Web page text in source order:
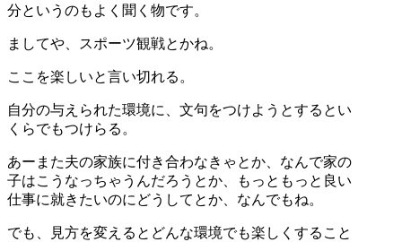
分というのもよく聞く物です。
ましてや、スポーツ観戦とかね。
ここを楽しいと言い切れる。
自分の与えられた環境に、文句をつけようとするとい
くらでもつけらる。
あーまた夫の家族に付き合わなきゃとか、なんで家の
子はこうなっちゃうんだろうとか、もっともっと良い
仕事に就きたいのにどうしてとか、なんでもね。
でも、見方を変えるとどんな環境でも楽しくすること